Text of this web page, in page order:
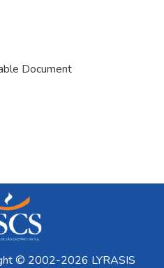
Document
© 2002-2026 LYRASIS